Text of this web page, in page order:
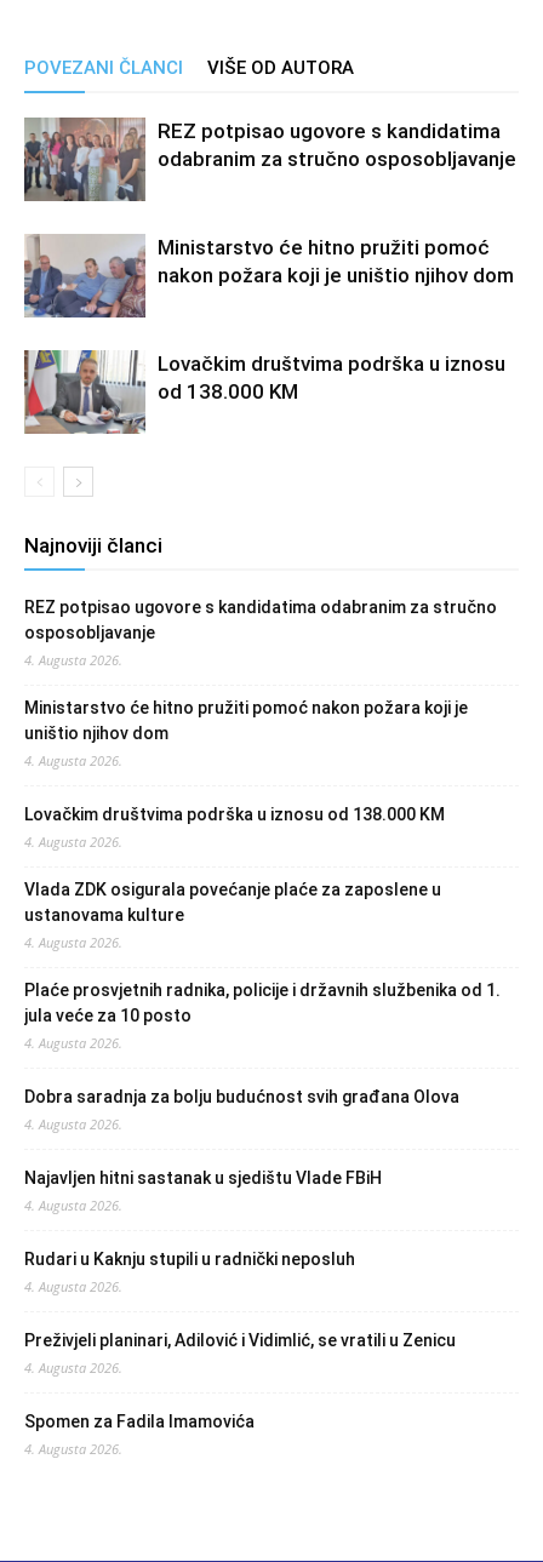
POVEZANI ČLANCI VIŠE OD AUTORA
REZ potpisao ugovore s kandidatima
odabranim za stručno osposobljavanje
Ministarstvo će hitno pružiti pomoć
nakon požara koji je uništio njihov dom
Lovačkim društvima podrška u iznosu
od 138.000 KM
Najnoviji članci
REZ potpisao ugovore s kandidatima odabranim za stručno
osposobljavanje
4. Augusta 2026.
Ministarstvo će hitno pružiti pomoć nakon požara koji je
uništio njihov dom
4. Augusta 2026.
Lovačkim društvima podrška u iznosu od 138.000 KM
4. Augusta 2026.
Vlada ZDK osigurala povećanje plaće za zaposlene u
ustanovama kulture
4. Augusta 2026.
Plaće prosvjetnih radnika, policije i državnih službenika od 1.
jula veće za 10 posto
4. Augusta 2026.
Dobra saradnja za bolju budućnost svih građana Olova
4. Augusta 2026.
Najavljen hitni sastanak u sjedištu Vlade FBiH
4. Augusta 2026.
Rudari u Kaknju stupili u radnički neposluh
4. Augusta 2026.
Preživjeli planinari, Adilović i Vidimlić, se vratili u Zenicu
4. Augusta 2026.
Spomen za Fadila Imamovića
4. Augusta 2026.